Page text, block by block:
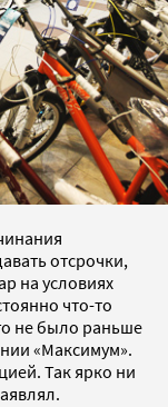
отсрочки,
на условиях
что-то
не было раньше
«Максимум».
Так ярко ни